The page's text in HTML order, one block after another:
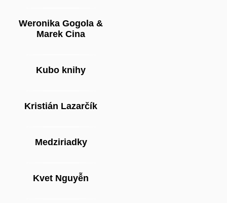
Weronika Gogola &
Marek Cina
Kubo knihy
Kristián Lazarčík
Medziriadky
Kvet Nguyễn